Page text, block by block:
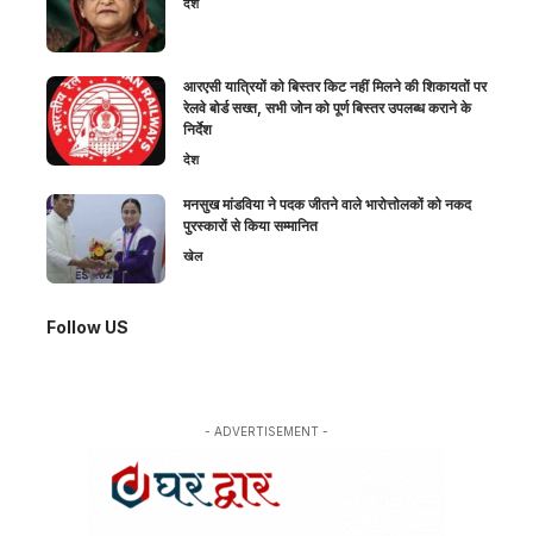
आरएसी यात्रियों को बिस्तर किट नहीं मिलने की शिकायतों पर
रेलवे बोर्ड सख्त, सभी जोन को पूर्ण बिस्तर उपलब्ध कराने के
निर्देश
देश
मनसुख मांडविया ने पदक जीतने वाले भारोत्तोलकों को नकद
पुरस्कारों से किया सम्मानित
खेल
Follow US
- ADVERTISEMENT -